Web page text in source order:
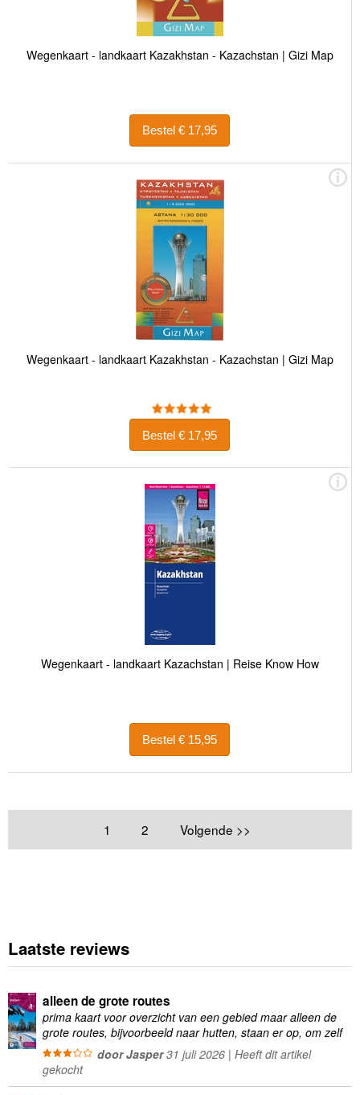
Wegenkaart - landkaart Kazakhstan - Kazachstan | Gizi Map
Bestel € 17,95
Wegenkaart - landkaart Kazakhstan - Kazachstan | Gizi Map
Bestel € 17,95
Wegenkaart - landkaart Kazachstan | Reise Know How
Bestel € 15,95
1 2 Volgende >>
Laatste reviews
alleen de grote routes
prima kaart voor overzicht van een gebied maar alleen de
grote routes, bijvoorbeeld naar hutten, staan er op, om zelf
wandelingen te plannen minder geschikt
door Jasper31 juli 2026 | Heeft dit artikel
gekocht